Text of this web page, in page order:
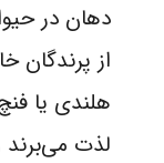
دهان در
از
هلندی یا
لذت می‌برند